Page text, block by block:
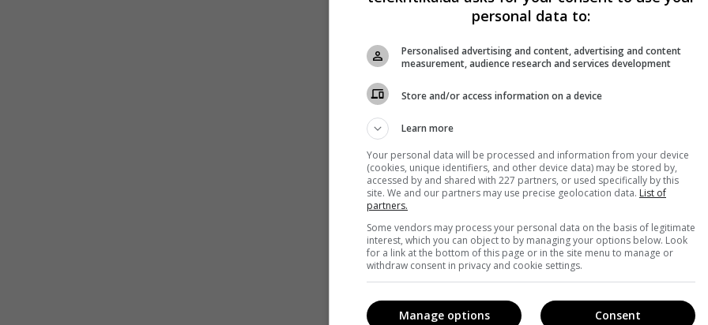
personal data to:
Personalised advertising and content, advertising and content
measurement, audience research and services development
Store and/or access information on a device
Learn more
Your personal data will be processed and information from your device
(cookies, unique identifiers, and other device data) may be stored by,
accessed by and shared with 227 partners, or used specifically by this
site. We and our partners may use precise geolocation data. List of
partners.
Some vendors may process your personal data on the basis of legitimate
interest, which you can object to by managing your options below. Look
for a link at the bottom of this page or in the site menu to manage or
withdraw consent in privacy and cookie settings.
Consent
Manage options